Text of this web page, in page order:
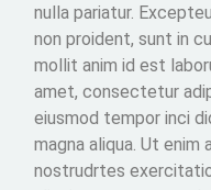
nulla pariatur.
non proident, sunt in
mollit anim id est
amet, consectetur
eiusmod tempor inci
magna aliqua. Ut enim
nostrudrtes